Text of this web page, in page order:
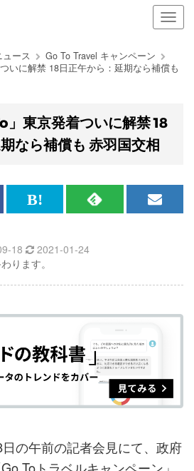
ナ
ビ
ー
シ
ュース
Go To Travel キャンペーン
いに解禁 18日正午から：延期なら補償も
」東京発着ついに解禁 18
なら補償も 赤羽国交相
は
な
ブ
ク
マ
ー
ク
に
加
RSS
購
読
す
る
メ
録
す
18
2021-01-24
ります。
の午前の記者会見にて、政府